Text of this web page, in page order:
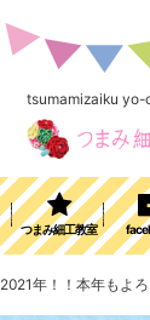
tsumamizaiku yo-
つまみ細工教室
2021年！！本年もよ